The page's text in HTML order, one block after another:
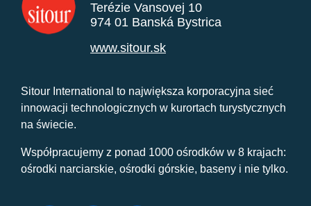
Terézie Vansovej 10
974 01 Banská Bystrica
www.sitour.sk
Sitour International to największa korporacyjna sieć
innowacji technologicznych w kurortach turystycznych
na świecie.
Współpracujemy z ponad 1000 ośrodków w 8 krajach:
ośrodki narciarskie, ośrodki górskie, baseny i nie tylko.